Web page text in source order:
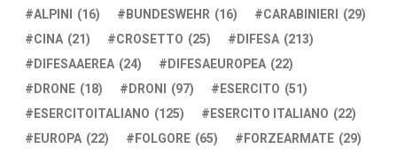
ALPINI (16) BUNDESWEHR (16) CARABINIERI (29)
CINA (21) CROSETTO (25) DIFESA (213)
DIFESAAEREA (24) DIFESAEUROPEA (22)
DRONE (18) DRONI (97) ESERCITO (51)
ESERCITOITALIANO (125) ESERCITO ITALIANO (22)
EUROPA (22) FOLGORE (65) FORZEARMATE (29)